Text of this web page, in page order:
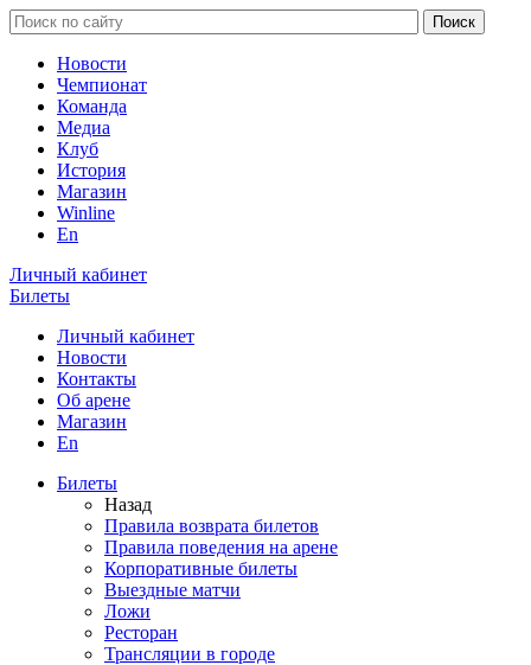
Новости
Чемпионат
Команда
Медиа
Клуб
История
Магазин
Winline
En
Личный кабинет
Билеты
Личный кабинет
Новости
Контакты
Об арене
Магазин
En
Билеты
Назад
Правила возврата билетов
Правила поведения на арене
Корпоративные билеты
Выездные матчи
Ложи
Ресторан
Трансляции в городе